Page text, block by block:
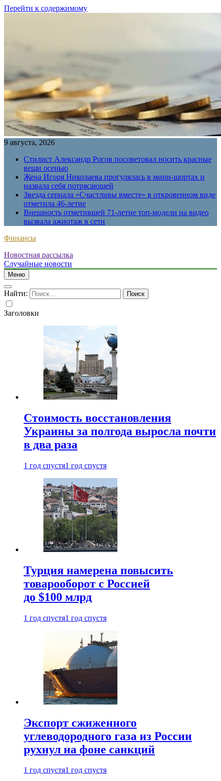
Перейти к содержимому
9 августа, 2026
Стилист Александр Рогов посоветовал носить красные
вещи осенью
Жена Игоря Николаева прогулялась в мини-шортах и
назвала себя потрясающей
Звезда сериала «Счастливы вместе» в откровенном виде
отметила 46-летие
Внешность отметившей 71-летие топ-модели на видео
вызвала ажиотаж в сети
Финансы
Новостная рассылка
Случайные новости
Меню
Найти:
Заголовки
Стоимость восстановления
Украины за полгода выросла почти
в два раза
1 год спустя1 год спустя
Турция намерена повысить
товарооборот с Россией
до $100 млрд
1 год спустя1 год спустя
Экспорт сжиженного
углеводородного газа из России
рухнул на фоне санкций
1 год спустя1 год спустя